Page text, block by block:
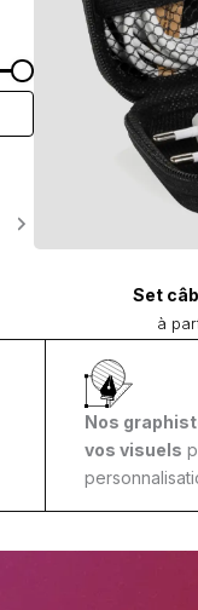
Set
à
Nos
vos visuels